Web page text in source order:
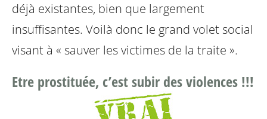
déjà existantes, bien que largement
insuffisantes. Voilà donc le grand volet social
visant à « sauver les victimes de la traite ».
Etre prostituée, c’est subir des violences !!!